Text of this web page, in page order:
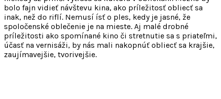
bolo fajn vidieť návštevu kina, ako príležitosť obliecť sa
inak, než do riflí. Nemusí ísť o ples, kedy je jasné, že
spoločenské oblečenie je na mieste. Aj malé drobné
príležitosti ako spomínané kino či stretnutie sa s priateľmi,
účasť na vernisáži, by nás mali nakopnúť obliecť sa krajšie,
zaujímavejšie, tvorivejšie.